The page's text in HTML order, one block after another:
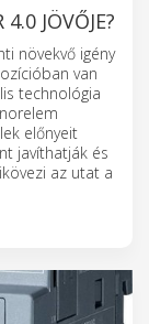
JÖVŐJE?
növekvő igény
van
technológia
előnyeit
javíthatják és
az utat a